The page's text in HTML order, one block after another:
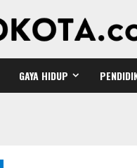
GAYA HIDUP